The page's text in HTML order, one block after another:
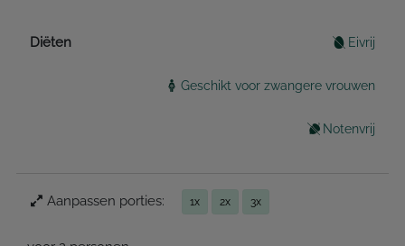
Diëten Eivrij
Geschikt voor zwangere vrouwen
Notenvrij
Aanpassen porties: 1x 2x 3x